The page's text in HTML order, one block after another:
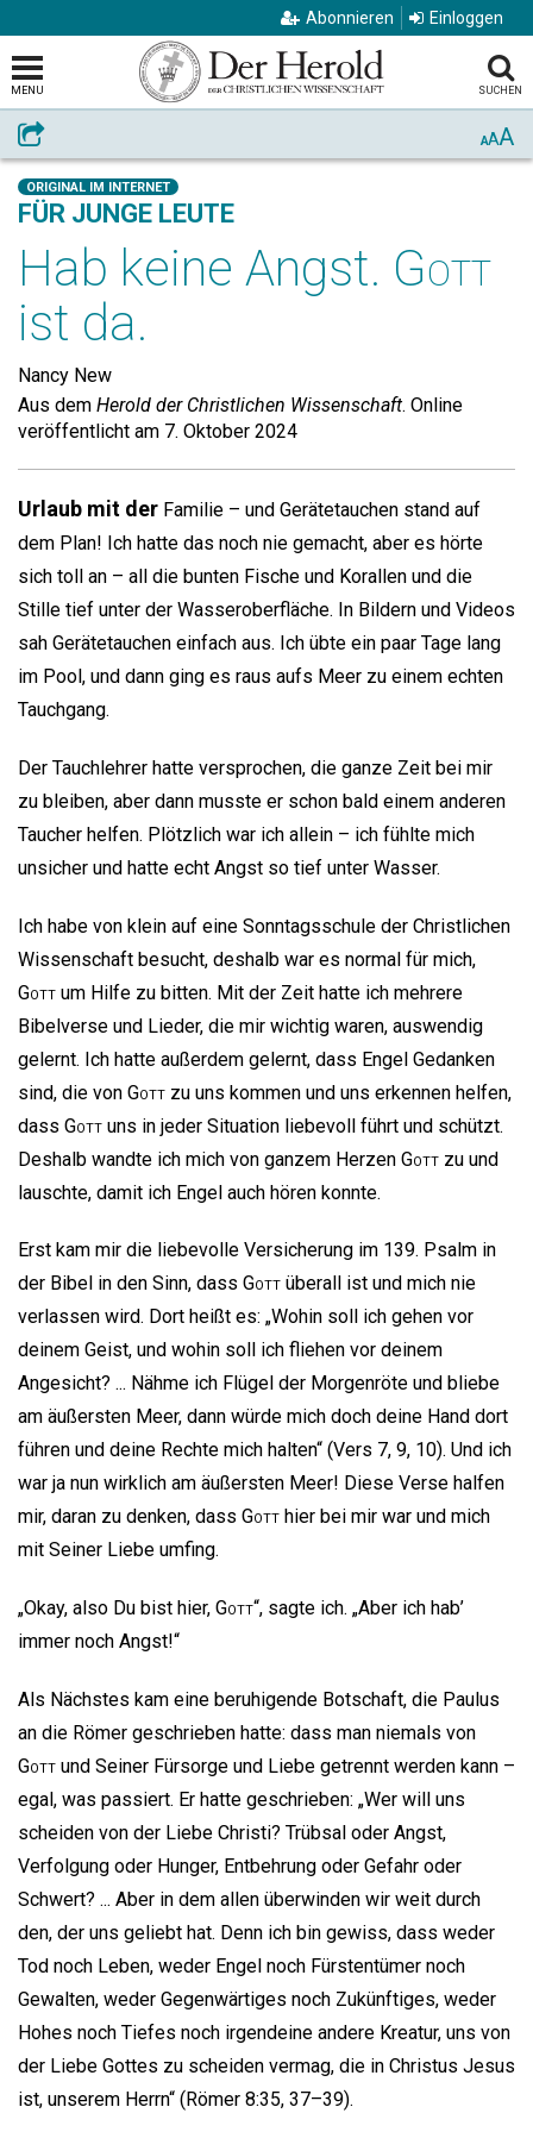
Abonnieren Einloggen
MENU SUCHEN
Weiterempfehlen AAA
ORIGINAL IM INTERNET
FÜR JUNGE LEUTE
Hab keine Angst. Gott
ist da.
Nancy New
Aus dem Herold der Christlichen Wissenschaft. Online
veröffentlicht am 7. Oktober 2024
Urlaub mit der Familie – und Gerätetauchen stand auf
dem Plan! Ich hatte das noch nie gemacht, aber es hörte
sich toll an – all die bunten Fische und Korallen und die
Stille tief unter der Wasseroberfläche. In Bildern und Videos
sah Gerätetauchen einfach aus. Ich übte ein paar Tage lang
im Pool, und dann ging es raus aufs Meer zu einem echten
Tauchgang.
Der Tauchlehrer hatte versprochen, die ganze Zeit bei mir
zu bleiben, aber dann musste er schon bald einem anderen
Taucher helfen. Plötzlich war ich allein – ich fühlte mich
unsicher und hatte echt Angst so tief unter Wasser.
Ich habe von klein auf eine Sonntagsschule der Christlichen
Wissenschaft besucht, deshalb war es normal für mich,
Gott um Hilfe zu bitten. Mit der Zeit hatte ich mehrere
Bibelverse und Lieder, die mir wichtig waren, auswendig
gelernt. Ich hatte außerdem gelernt, dass Engel Gedanken
sind, die von Gott zu uns kommen und uns erkennen helfen,
dass Gott uns in jeder Situation liebevoll führt und schützt.
Deshalb wandte ich mich von ganzem Herzen Gott zu und
lauschte, damit ich Engel auch hören konnte.
Erst kam mir die liebevolle Versicherung im 139. Psalm in
der Bibel in den Sinn, dass Gott überall ist und mich nie
verlassen wird. Dort heißt es: „Wohin soll ich gehen vor
deinem Geist, und wohin soll ich fliehen vor deinem
Angesicht? ... Nähme ich Flügel der Morgenröte und bliebe
am äußersten Meer, dann würde mich doch deine Hand dort
führen und deine Rechte mich halten“ (Vers 7, 9, 10). Und ich
war ja nun wirklich am äußersten Meer! Diese Verse halfen
mir, daran zu denken, dass Gott hier bei mir war und mich
mit Seiner Liebe umfing.
„Okay, also Du bist hier, Gott“, sagte ich. „Aber ich hab’
immer noch Angst!“
Als Nächstes kam eine beruhigende Botschaft, die Paulus
an die Römer geschrieben hatte: dass man niemals von
Gott und Seiner Fürsorge und Liebe getrennt werden kann –
egal, was passiert. Er hatte geschrieben: „Wer will uns
scheiden von der Liebe Christi? Trübsal oder Angst,
Verfolgung oder Hunger, Entbehrung oder Gefahr oder
Schwert? ... Aber in dem allen überwinden wir weit durch
den, der uns geliebt hat. Denn ich bin gewiss, dass weder
Tod noch Leben, weder Engel noch Fürstentümer noch
Gewalten, weder Gegenwärtiges noch Zukünftiges, weder
Hohes noch Tiefes noch irgendeine andere Kreatur, uns von
der Liebe Gottes zu scheiden vermag, die in Christus Jesus
ist, unserem Herrn“ (Römer 8:35, 37–39).